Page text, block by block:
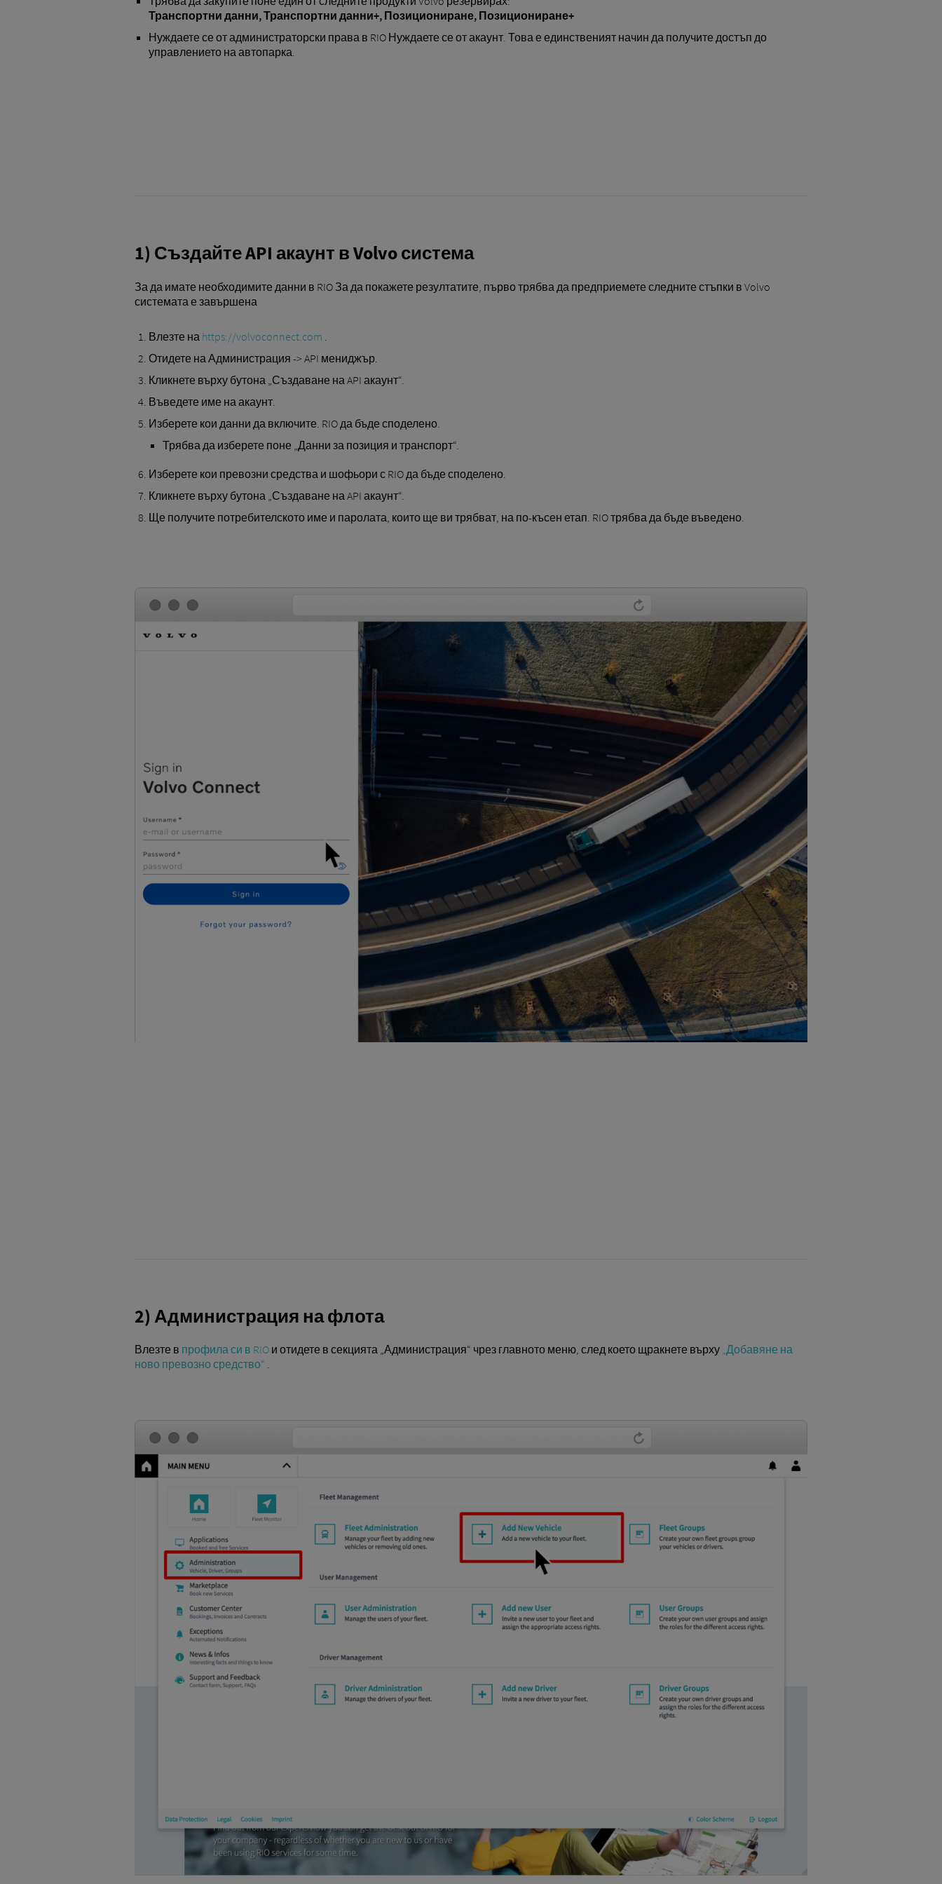
Транспортни данни,Транспортни данни+, Позициониране, Позициониране+
Нуждаете се от администраторски права в RIO Нуждаете се от акаунт. Това е единственият начин да получите достъп до
управлението на автопарка.
1) Създайте API акаунт в Volvo система
За да имате необходимите данни в RIO За да покажете резултатите, първо трябва да предприемете следните стъпки в Volvo
системата е завършена
Влезте на https://volvoconnect.com
Отидете на Администрация -> API мениджър.
Кликнете върху бутона „Създаване на API акаунт“.
Въведете име на акаунт.
Изберете кои данни да включите. RIO да бъде споделено.
Трябва да изберете поне „Данни за позиция и транспорт“.
Изберете кои превозни средства и шофьори с RIO да бъде споделено.
Кликнете върху бутона „Създаване на API акаунт“.
Ще получите потребителското име и паролата, които ще ви трябват, на по-късен етап. RIO трябва да бъде въведено.
2) Администрация на флота
Влезте в профила си в RIO и отидете в секцията „Администрация“ чрез главното меню, след което щракнете върху „Добавяне на
ново превозно средство“ .